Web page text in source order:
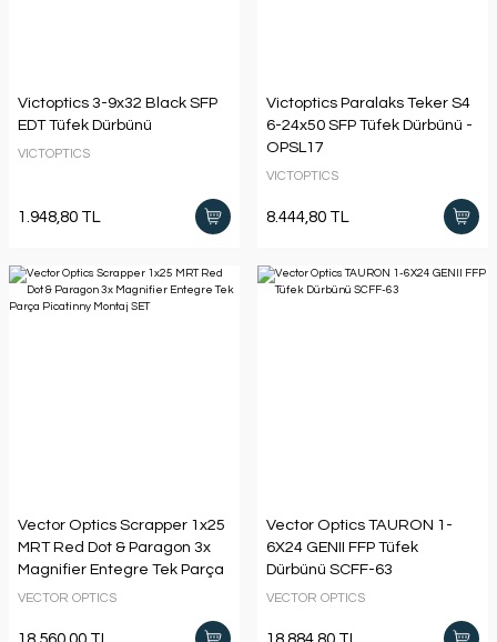
Victoptics 3-9x32 Black SFP
EDT Tüfek Dürbünü
VICTOPTICS
1.948,80 TL
Victoptics Paralaks Teker S4
6-24x50 SFP Tüfek Dürbünü -
OPSL17
VICTOPTICS
8.444,80 TL
Vector Optics Scrapper 1x25
MRT Red Dot & Paragon 3x
Magnifier Entegre Tek Parça
Picatinny Montaj SET
VECTOR OPTICS
Vector Optics TAURON 1-
6X24 GENII FFP Tüfek
Dürbünü SCFF-63
VECTOR OPTICS